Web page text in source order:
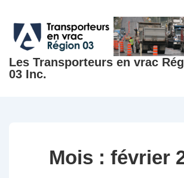
passer
contenu
principal
Les Transporteurs en vrac
03 Inc.
Mois : février